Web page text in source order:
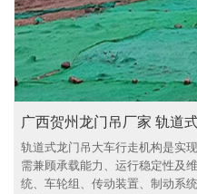
轨道式龙门吊大车行走机构是实
需兼顾承载能力、运行稳定性及
统、车轮组、传动装置、制动系